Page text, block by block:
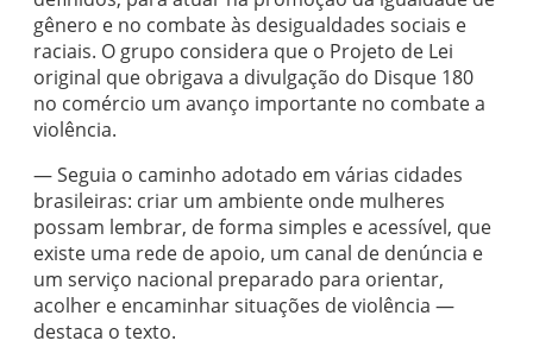
gênero e no combate às desigualdades sociais e
raciais. O grupo considera que o Projeto de Lei
original que obrigava a divulgação do Disque 180
no comércio um avanço importante no combate a
violência.
— Seguia o caminho adotado em várias cidades
brasileiras: criar um ambiente onde mulheres
possam lembrar, de forma simples e acessível, que
existe uma rede de apoio, um canal de denúncia e
um serviço nacional preparado para orientar,
acolher e encaminhar situações de violência —
destaca o texto.